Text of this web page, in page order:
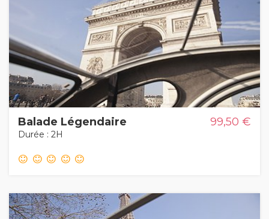
Balade Légendaire 99,50 €
Durée : 2H